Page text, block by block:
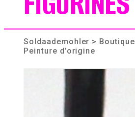
Soldaademohler > Boutique
Peinture d’origine